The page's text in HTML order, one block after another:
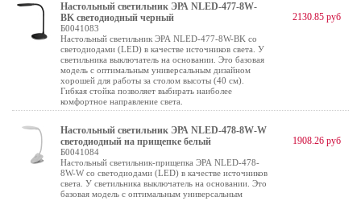
Настольный светильник ЭРА NLED-477-8W-
BK светодиодный черный
Б0041083
Настольный светильник ЭРА NLED-477-8W-BK со
светодиодами (LED) в качестве источников света. У
светильника выключатель на основании. Это базовая
модель с оптимальным универсальным дизайном
хорошей для работы за столом высоты (40 см).
Гибкая стойка позволяет выбирать наиболее
комфортное направление света.
2130.85 руб
Настольный светильник ЭРА NLED-478-8W-W
светодиодный на прищепке белый
Б0041084
Настольный светильник-прищепка ЭРА NLED-478-
8W-W со светодиодами (LED) в качестве источников
света. У светильника выключатель на основании. Это
базовая модель с оптимальным универсальным
1908.26 руб